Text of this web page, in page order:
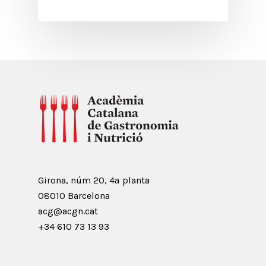
Girona, núm 20, 4ª planta
08010 Barcelona
acg@acgn.cat
+34 610 73 13 93